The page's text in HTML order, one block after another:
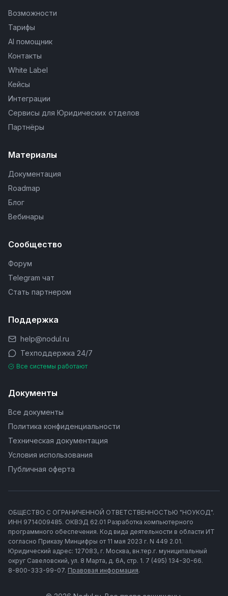
Возможности
Тарифы
AI помощник
Контакты
White Label
Кейсы
Интеграции
Сервисы для Юридических отделов
Партнёры
Материалы
Документация
Roadmap
Блог
Вебинары
Сообщество
Форум
Telegram чат
Стать партнером
Поддержка
help@nodul.ru
Техподдержка 24/7
Все системы работают
Документы
Все документы
Политика конфиденциальности
Техническая документация
Условия использования
Публичная оферта
ОБЩЕСТВО С ОГРАНИЧЕННОЙ ОТВЕТСТВЕННОСТЬЮ "НОУКОД".
ИНН 9714009485. ОКВЭД 62.01 Разработка компьютерного
программного обеспечения. Код вида деятельности в области ИТ
согласно Приказу Минцифры от 11 мая 2023 г. N 449 2.01.
Юридический адрес: 127083, г. Москва, вн.тер.г. муниципальный
округ Савеловский, ул. 8 Марта, д. 6А, стр. 1. 7 (495) 134-30-66.
8-800-333-99-07. Правовая информация.